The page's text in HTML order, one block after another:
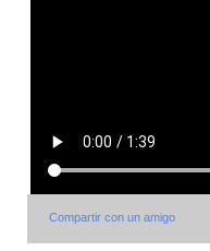
Compartir con un amigo